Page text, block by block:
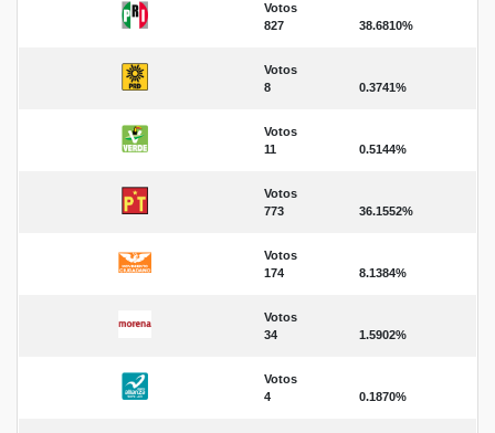
Votos
827
38.6810%
Votos
8
0.3741%
Votos
11
0.5144%
Votos
773
36.1552%
Votos
174
8.1384%
Votos
34
1.5902%
Votos
4
0.1870%